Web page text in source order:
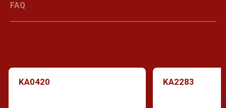
FAQ
KA0420 KA2283